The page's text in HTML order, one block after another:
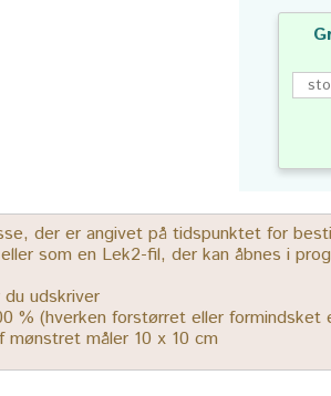
der er angivet på tidspunktet for
som en Lek2-fil, der kan åbnes i
udskriver
% (hverken forstørret eller formindsket
måler 10 x 10 cm